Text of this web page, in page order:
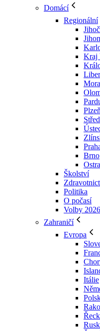
Domácí
Regionální
Kraj
Brno
Školství
Politika
O počasí
Volby 2026
Zahraničí
Evropa
Itálie